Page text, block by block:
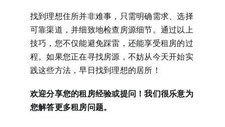
找到理想住所并非难事，只需明确需求、选择
可靠渠道，并细致地检查房源细节。通过以上
技巧，您不仅能避免踩雷，还能享受租房的过
程。如果您正在寻找房源，不妨从今天开始实
践这些方法，早日找到理想的居所！
欢迎分享您的租房经验或提问！我们很乐意为
您解答更多租房问题。